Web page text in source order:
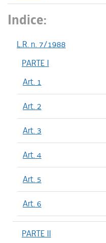
Indice:
L.R. n. 7/1988
PARTE I
Art. 1
Art. 2
Art. 3
Art. 4
Art. 5
Art. 6
PARTE II